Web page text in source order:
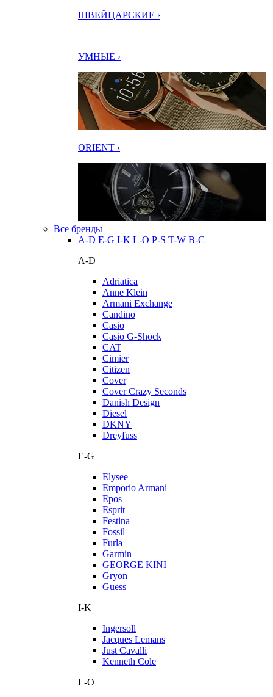
ШВЕЙЦАРСКИЕ ›
УМНЫЕ ›
ORIENT ›
Все бренды
A-D E-G I-K L-O P-S T-W В-С
A-D
Adriatica
Anne Klein
Armani Exchange
Candino
Casio
Casio G-Shock
CAT
Cimier
Citizen
Cover
Cover Crazy Seconds
Danish Design
Diesel
DKNY
Dreyfuss
E-G
Elysee
Emporio Armani
Epos
Esprit
Festina
Fossil
Furla
Garmin
GEORGE KINI
Gryon
Guess
I-K
Ingersoll
Jacques Lemans
Just Cavalli
Kenneth Cole
L-O